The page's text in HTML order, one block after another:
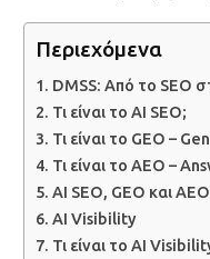
Περιεχόμενα
DMSS: Από το SEO
Τι είναι το AI SEO;
Τι είναι το GEO –
Τι είναι το AEO –
AI SEO, GEO και
AI Visibility
Τι είναι το AI